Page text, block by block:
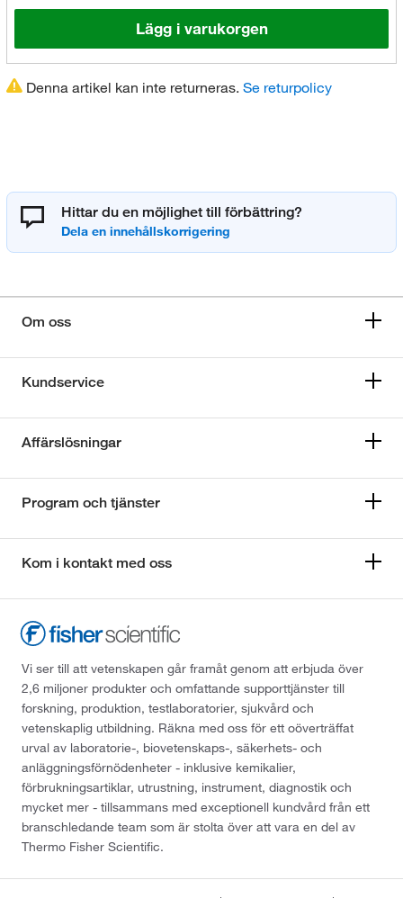
Lägg i varukorgen
Denna artikel kan inte returneras. Se returpolicy
Hittar du en möjlighet till förbättring?
Om oss
Kundservice
Affärslösningar
Program och tjänster
Kom i kontakt med oss
Vi ser till att vetenskapen går framåt genom att erbjuda över
2,6 miljoner produkter och omfattande supporttjänster till
forskning, produktion, testlaboratorier, sjukvård och
vetenskaplig utbildning. Räkna med oss för ett oöverträffat
urval av laboratorie-, biovetenskaps-, säkerhets- och
anläggningsförnödenheter - inklusive kemikalier,
förbrukningsartiklar, utrustning, instrument, diagnostik och
mycket mer - tillsammans med exceptionell kundvård från ett
branschledande team som är stolta över att vara en del av
Thermo Fisher Scientific.